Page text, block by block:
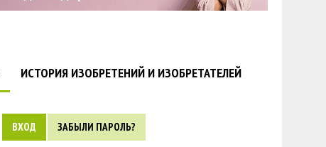
ИСТОРИЯ ИЗОБРЕТЕНИЙ И ИЗОБРЕТАТЕЛЕЙ
ВХОД ЗАБЫЛИ ПАРОЛЬ?